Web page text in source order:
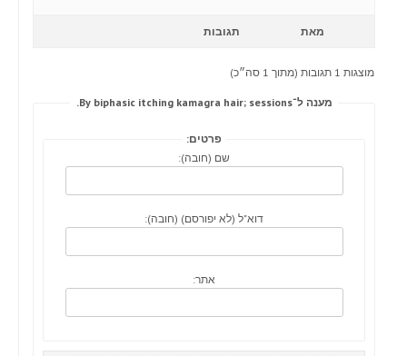
מאת תגובות
מוצגות 1 תגובות (מתוך 1 סה״כ)
מענה ל־By biphasic itching kamagra hair; sessions.
פרטים:
שם (חובה):
דוא"ל (לא יפורסם) (חובה):
אתר: